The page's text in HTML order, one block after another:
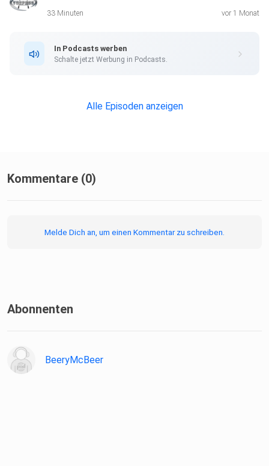
33 Minuten vor 1 Monat
In Podcasts werben
Schalte jetzt Werbung in Podcasts.
Alle Episoden anzeigen
Kommentare (0)
Melde Dich an, um einen Kommentar zu schreiben.
Abonnenten
BeeryMcBeer